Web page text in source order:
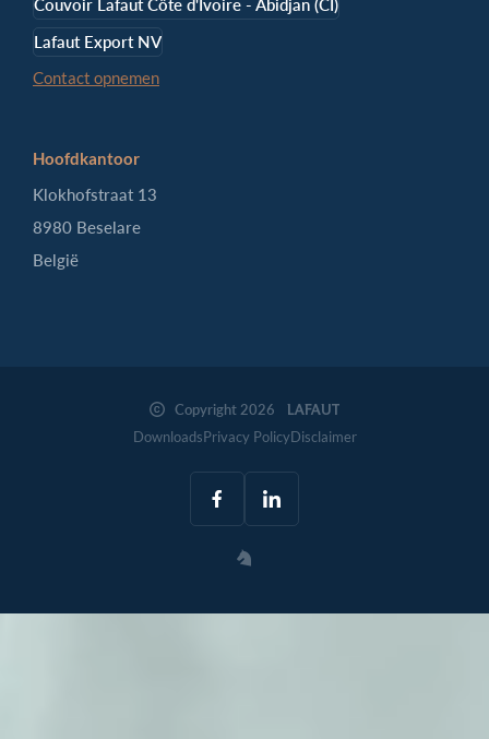
Couvoir Lafaut Côte d'Ivoire - Abidjan (CI)
Lafaut Export NV
Contact opnemen
Hoofdkantoor
Klokhofstraat 13
8980 Beselare
België
Copyright 2026
LAFAUT
DownloadsPrivacy PolicyDisclaimer